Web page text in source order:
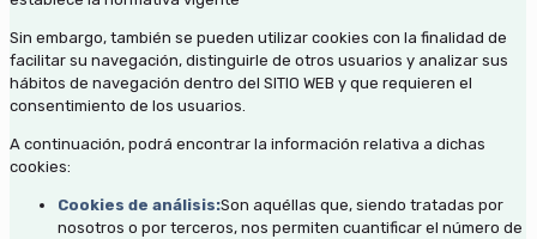
Sin embargo, también se pueden utilizar cookies con la finalidad de
facilitar su navegación, distinguirle de otros usuarios y analizar sus
hábitos de navegación dentro del SITIO WEB y que requieren el
consentimiento de los usuarios.
A continuación, podrá encontrar la información relativa a dichas
cookies:
Cookies de análisis:Son aquéllas que, siendo tratadas por
nosotros o por terceros, nos permiten cuantificar el número de